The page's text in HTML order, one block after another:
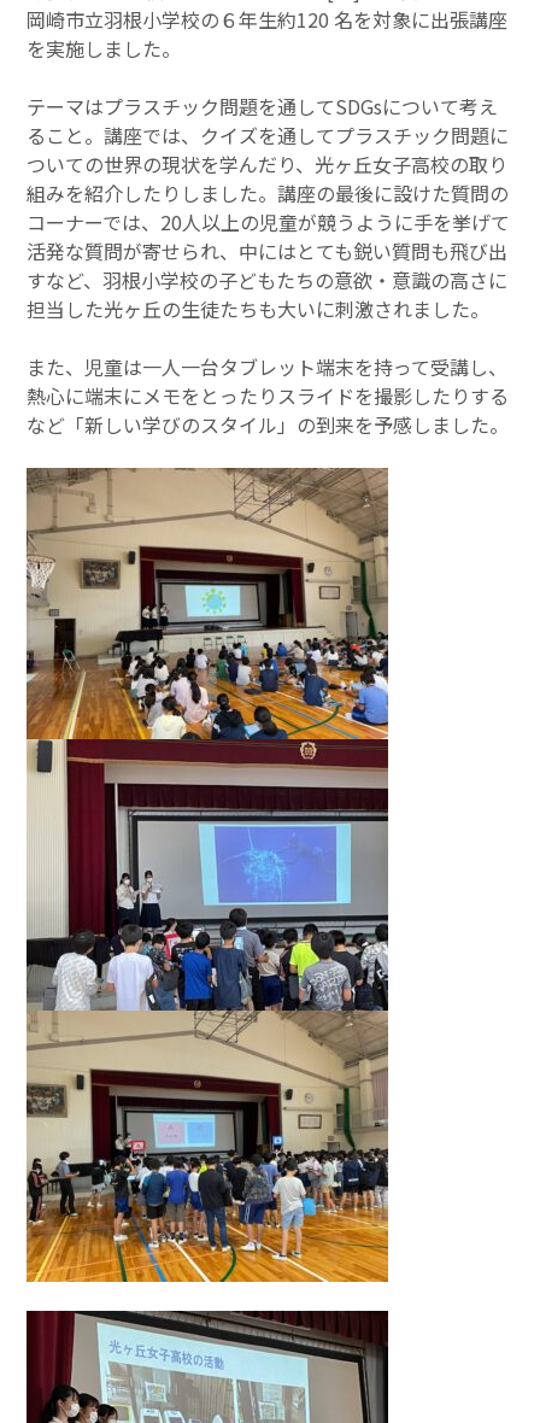
岡崎市立羽根小学校の６年生約120 名を対象に出張講座
を実施しました。
テーマはプラスチック問題を通してSDGsについて考え
ること。講座では、クイズを通してプラスチック問題に
ついての世界の現状を学んだり、光ヶ丘女子高校の取り
組みを紹介したりしました。講座の最後に設けた質問の
コーナーでは、20人以上の児童が競うように手を挙げて
活発な質問が寄せられ、中にはとても鋭い質問も飛び出
すなど、羽根小学校の子どもたちの意欲・意識の高さに
担当した光ヶ丘の生徒たちも大いに刺激されました。
また、児童は一人一台タブレット端末を持って受講し、
熱心に端末にメモをとったりスライドを撮影したりする
など「新しい学びのスタイル」の到来を予感しました。